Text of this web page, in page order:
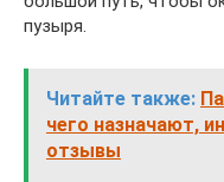
пузыря.
Читайте также:
чего назначают,
отзывы